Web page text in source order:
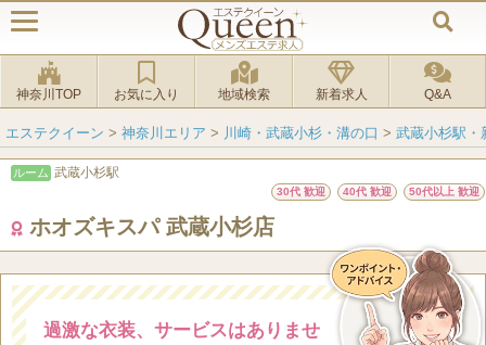
神奈川TOP お気に入り 地域検索 新着求人 Q&A
エステクイーン > 神奈川エリア > 川崎・武蔵小杉・溝の口 > 武蔵小杉駅・
ルーム 武蔵小杉駅
30代 歓迎 40代 歓迎 50代以上 歓迎
ホオズキスパ 武蔵小杉店
過激な衣装、サービスはありませ